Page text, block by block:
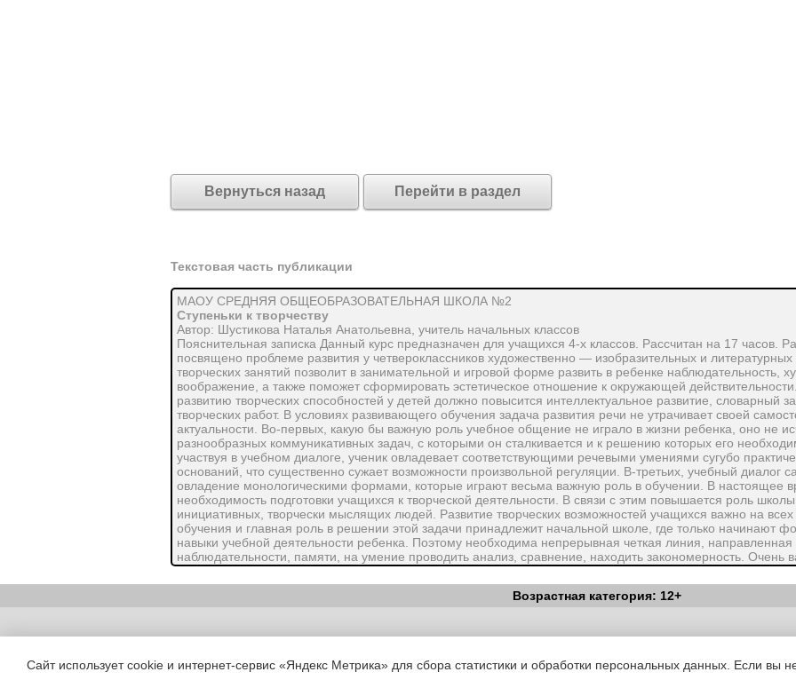
Вернуться назад Перейти в раздел
Текстовая часть публикации
МАОУ СРЕДНЯЯ ОБЩЕОБРАЗОВАТЕЛЬНАЯ ШКОЛА №2
Ступеньки к творчеству
Автор: Шустикова Наталья Анатольевна, учитель начальных классов
Пояснительная записка Данный курс предназначен для учащихся 4-х классов. Рассчитан на 17 часов.
посвящено проблеме развития у четвероклассников художественно — изобразительных и
творческих занятий позволит в занимательной и игровой форме развить в ребенке наблюдательность,
воображение, а также поможет сформировать эстетическое отношение к окружающей
развитию творческих способностей у детей должно повысится интеллектуальное развитие, словарный
творческих работ. В условиях развивающего обучения задача развития речи не утрачивает своей
актуальности. Во-первых, какую бы важную роль учебное общение не играло в жизни ребенка, оно не
разнообразных коммуникативных задач, с которыми он сталкивается и к решению которых его
участвуя в учебном диалоге, ученик овладевает соответствующими речевыми умениями сугубо
оснований, что существенно сужает возможности произвольной регуляции. В-третьих, учебный диалог
овладение монологическими формами, которые играют весьма важную роль в обучении. В настоящее
необходимость подготовки учащихся к творческой деятельности. В связи с этим повышается роль
инициативных, творчески мыслящих людей. Развитие творческих возможностей учащихся важно на всех
обучения и главная роль в решении этой задачи принадлежит начальной школе, где только начинают
навыки учебной деятельности ребенка. Поэтому необходима непрерывная четкая линия, направленная
наблюдательности, памяти, на умение проводить анализ, сравнение, находить закономерность. Очень
первых шагов обучения в школе формировался стиль учебной деятельности у детей: не столько
язык, вникать в закономерности языка и речи; овладевать механизмами речи — умением быстро
слово, строить разнообразные предложения и тексты, быстро отзываться в диалоге, составлять
Развитие творческих способностей учащихся
Возрастная категория: 12+
Copyright (c) |Вестник Педагога|Об издании|Условия|Политика
Сайт использует cookie и интернет-сервис «Яндекс Метрика» для сбора статистики и обработки персональных данных. Если вы